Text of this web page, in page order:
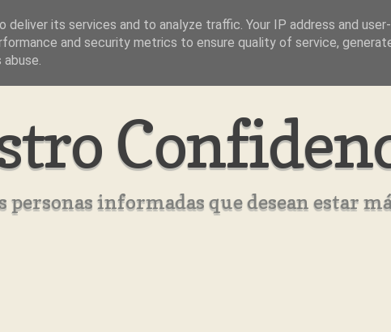
personas informadas que desean estar
its services and to analyze traffic. Your IP address and
and security metrics to ensure quality of service,